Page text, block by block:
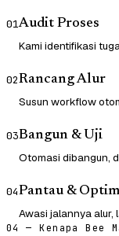
01Audit Proses
Kami identifikasi
02Rancang Alur
Susun workflow
03Bangun & Uji
Otomasi dibangun,
04Pantau &
Awasi jalannya
04 — Kenapa Bee